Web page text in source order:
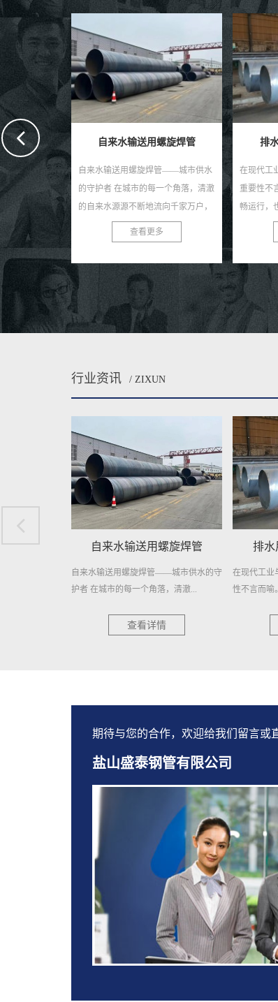
钢管
稳定供水，
，选择一种
至关重要。
其独特的优
自来水输送用螺旋焊管
自来水输送用螺旋焊管——城市供水
的守护者 在城市的每一个角落，清澈
的自来水源源不断地流向千家万户，
这背后离不开一个默默付出的守护者
——自来水输送用螺旋焊...
查看更多
排
在现代工
重要性不
畅运行，
安全。在
旋钢管
行业资讯 / ZIXUN
钢管 自来水输送用螺旋焊管
自来水输送用螺旋焊管——城市供水的守
护者 在城市的每一个角落，清澈...
查看详情
排水
在现代工业
性不言而喻
期待与您的合作，欢迎给我们留言或
盐山盛泰钢管有限公司